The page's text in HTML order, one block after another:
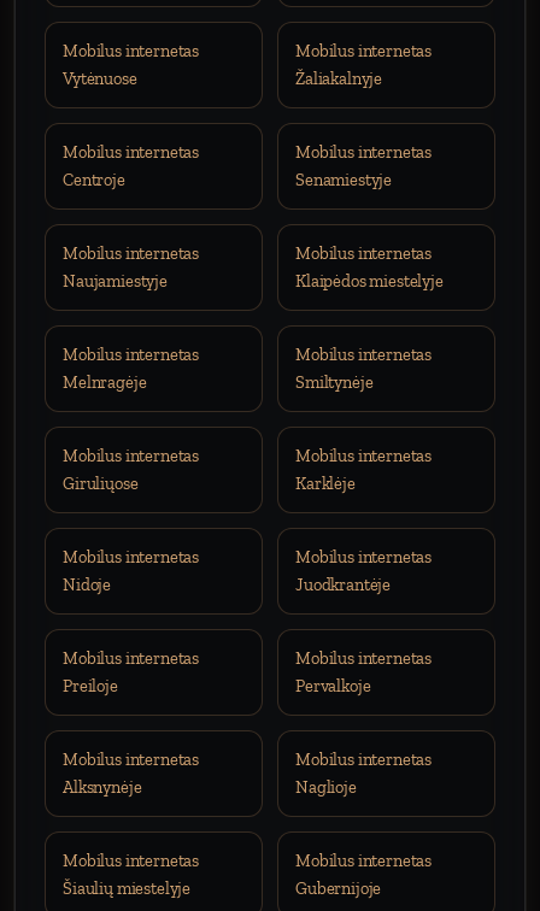
Mobilus internetas
Vytėnuose
Mobilus internetas
Žaliakalnyje
Mobilus internetas
Centroje
Mobilus internetas
Senamiestyje
Mobilus internetas
Naujamiestyje
Mobilus internetas
Klaipėdos miestelyje
Mobilus internetas
Melnragėje
Mobilus internetas
Smiltynėje
Mobilus internetas
Giruliųose
Mobilus internetas
Karklėje
Mobilus internetas
Nidoje
Mobilus internetas
Juodkrantėje
Mobilus internetas
Preiloje
Mobilus internetas
Pervalkoje
Mobilus internetas
Alksnynėje
Mobilus internetas
Naglioje
Mobilus internetas
Šiaulių miestelyje
Mobilus internetas
Gubernijoje